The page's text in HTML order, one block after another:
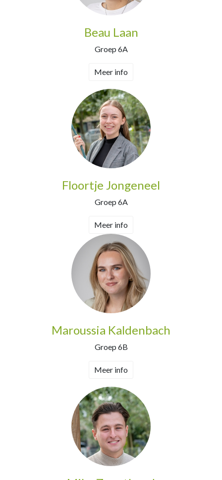
Beau Laan
Groep 6A
Meer info
Floortje Jongeneel
Groep 6A
Meer info
Maroussia Kaldenbach
Groep 6B
Meer info